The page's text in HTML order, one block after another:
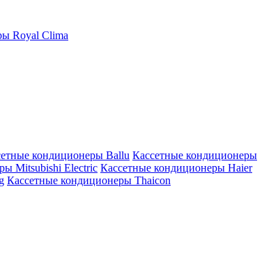
Royal Clima
кондиционеры Ballu Кассетные кондиционеры
Mitsubishi Electric Кассетные кондиционеры Haier
Кассетные кондиционеры Thaicon